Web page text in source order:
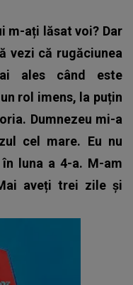
m-ați lăsat voi? Dar
vezi că rugăciunea
ales când este
rol imens, la puțin
Dumnezeu mi-a
cel mare. Eu nu
luna a 4-a. M-am
aveți trei zile și